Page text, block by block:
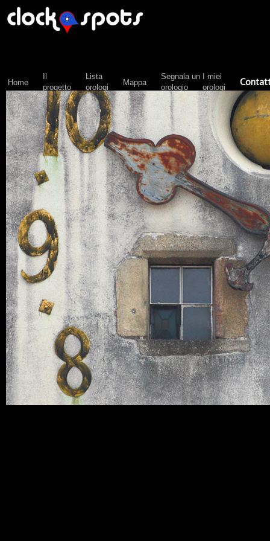
Home
progetto
Lista
orologi
Mappa
Segnala un
orologio
I miei
orologi